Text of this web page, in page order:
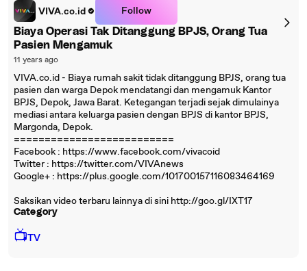
VIVA.co.id Follow
Biaya Operasi Tak Ditanggung BPJS, Orang Tua
Pasien Mengamuk
11 years ago
VIVA.co.id - Biaya rumah sakit tidak ditanggung BPJS, orang tua
pasien dan warga Depok mendatangi dan mengamuk Kantor
BPJS, Depok, Jawa Barat. Ketegangan terjadi sejak dimulainya
mediasi antara keluarga pasien dengan BPJS di kantor BPJS,
Margonda, Depok.
==========================
Facebook : https://www.facebook.com/vivacoid
Twitter : https://twitter.com/VIVAnews‎
Google+ : https://plus.google.com/101700157116083464169
Saksikan video terbaru lainnya di sini http://goo.gl/IXT17
Category
📺TV